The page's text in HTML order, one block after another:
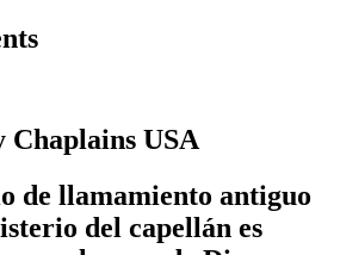
USA
de llamamiento antiguo
del capellán es